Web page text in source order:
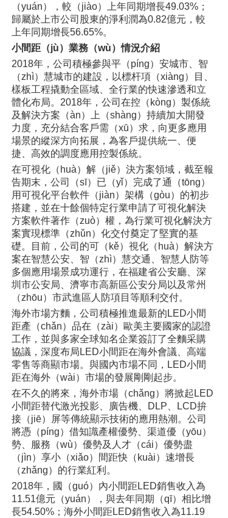
（yuán），較（jiào）上年同期增長49.03%；
歸屬於上市公司股東的淨利潤為0.82億元，較
上年同期增長56.65%。
小間距（jù）業務（wù）情況介紹
2018年，公司積極參與平（píng）安城市、智
（zhì）慧城市的建設，以標杆項（xiàng）目、
樣板工程撬動全區域、全行業的快速滲透和立
體化布局。2018年，公司在控（kòng）製係統
及解決方案（àn）上（shàng）持續加大開發
力度，充分結合客戶需（xū）求，向更多應用
場景的縱深方向拓展，為客戶提供統一、便
捷、高效的調度應用控製係統。
在可視化（huà）解（jiě）決方案領域，截至報
告期末，公司（sī）已（yǐ）完成了通（tōng）
用可視化平台軟件（jiàn）架構（gòu）的初步
搭建，並在十餘個特定行業申請了可視化解決
方案軟件著作（zuò）權，為行業可視化解決方
案實現標準（zhǔn）化交付奠定了堅實的基
礎。目前，公司的可（kě）視化（huà）解決方
案在智慧公安、智（zhì）慧交通、智慧人防等
多個應用場景成功運行，在福建省公安廳、深
圳市公安局、濟寧市高新區公安分局以及常州
（zhōu）市武進區人防項目等順利交付。
海外市場方麵，公司積極推進最新的LED小間
距產（chǎn）品在（zài）歐美主要國家的認證
工作，並與多家全球知名企業簽訂了全麵采購
協議，深度布局LED小間距在海外會議、高端
零售等商顯市場。與國內市場不同，LED小間
距在海外（wài）市場的發展剛剛起步。
在不久的將來，海外市場（chǎng）將掀起LED
小間距替代激光投影、廣告機、DLP、LCD拚
接（jiē）屏等傳統顯示技術的應用熱潮。公司
將憑（píng）借知識產權優勢、渠道優（yōu）
勢、服務（wù）優勢及人才（cái）優勢盡
（jìn）享小（xiǎo）間距快（kuài）速增長
（zhǎng）的行業紅利。
2018年，國（guó）內小間距LED銷售收入為
11.51億元（yuán），與去年同期（qī）相比增
長54.50%；海外小間距LED銷售收入為11.19